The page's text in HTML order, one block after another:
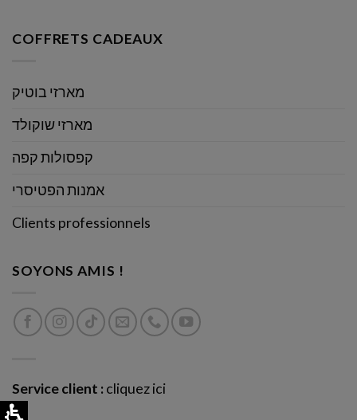
COFFRETS CADEAUX
מארזי בוטיק
מארזי שוקולד
קפסולות קפה
אמנות הפטיסרי
Clients professionnels
SOYONS AMIS !
Service client :cliquez ici